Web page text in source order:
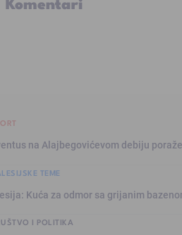
na Alajbegovićevom debiju
TEME
Kuća za odmor sa grijanim
I POLITIKA